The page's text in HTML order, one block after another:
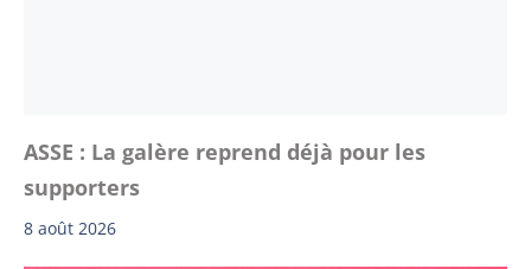
ASSE : La galère reprend déjà pour les
supporters
8 août 2026